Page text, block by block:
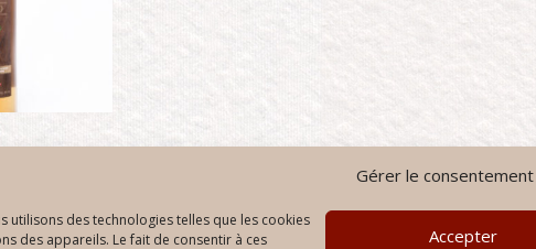
Gérer le consentement
utilisons des technologies telles que les cookies
des appareils. Le fait de consentir à ces
Accepter
prix :
CHF14.00